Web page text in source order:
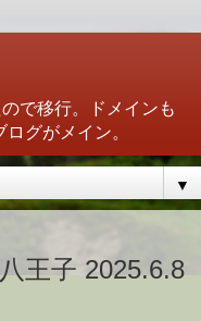
で移行。ドメインも
グがメイン。
▼
王子 2025.6.8